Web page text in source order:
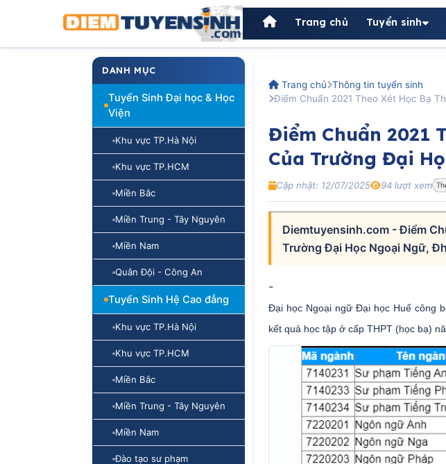
Trang chủ Tuyển sinh
DANH MỤC
Tuyển Sinh Đại học & Học
Viện
Khu vực TP.Hà Nội
Khu vực TP.HCM
Miền Bắc
Miền Trung - Tây Nguyên
Miền Nam
Quân Đội - Công An
Tuyển Sinh Hệ Cao đẳng
Khu vực TP.Hà Nội
Khu vực TP.HCM
Miền Bắc
Miền Trung - Tây Nguyên
Miền Nam
Đào tạo sư phạm
Trang chủ Thông tin tuyển sinh
Điểm Chuẩn 2021 Theo Xét Học Bạ
Điểm Chuẩn 2021
Của Trường Đại
Cập nhật: 12/07/2025 94 lượt xem
Diemtuyensinh.com - Điểm
Trường Đại Học Ngoại Ngữ,
-
Đại học Ngoại ngữ Đại học Huế công
kết quả học tập ở cấp THPT (học bạ)